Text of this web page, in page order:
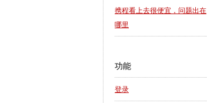
携程看上去很便宜，问题出在
哪里
功能
登录